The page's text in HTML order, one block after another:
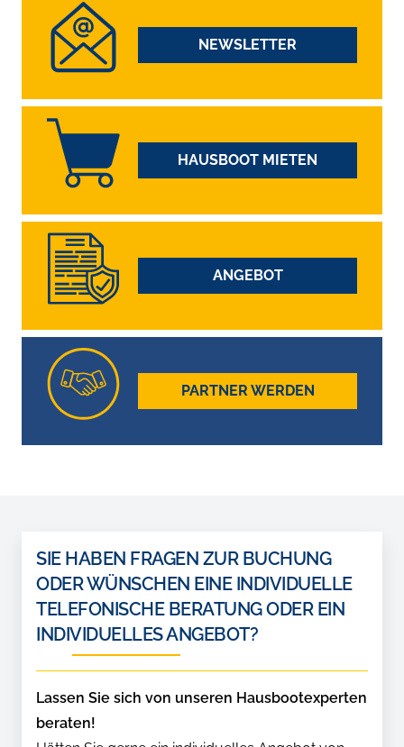
NEWSLETTER
HAUSBOOT MIETEN
ANGEBOT
PARTNER WERDEN
SIE HABEN FRAGEN ZUR BUCHUNG
ODER WÜNSCHEN EINE INDIVIDUELLE
TELEFONISCHE BERATUNG ODER EIN
INDIVIDUELLES ANGEBOT?
Lassen Sie sich von unseren Hausbootexperten
beraten!